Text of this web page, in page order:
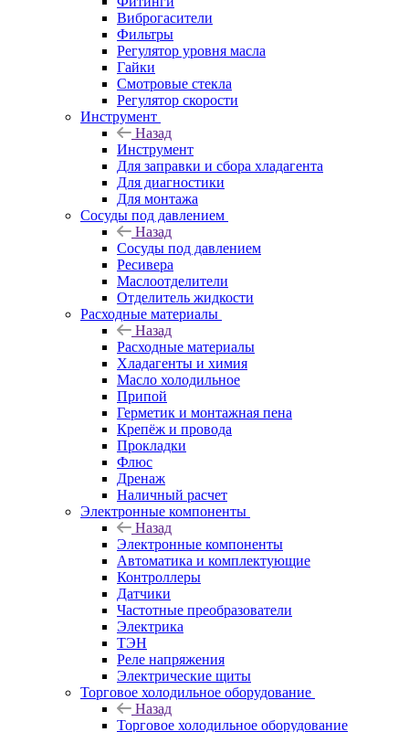
Виброгасители
Фильтры
Регулятор уровня масла
Гайки
Смотровые стекла
Регулятор скорости
Инструмент
Назад
Инструмент
Для заправки и сбора хладагента
Для диагностики
Для монтажа
Сосуды под давлением
Назад
Сосуды под давлением
Ресивера
Маслоотделители
Отделитель жидкости
Расходные материалы
Назад
Расходные материалы
Хладагенты и химия
Масло холодильное
Припой
Герметик и монтажная пена
Крепёж и провода
Прокладки
Флюс
Дренаж
Наличный расчет
Электронные компоненты
Назад
Электронные компоненты
Автоматика и комплектующие
Контроллеры
Датчики
Частотные преобразователи
Электрика
ТЭН
Реле напряжения
Электрические щиты
Торговое холодильное оборудование
Назад
Торговое холодильное оборудование